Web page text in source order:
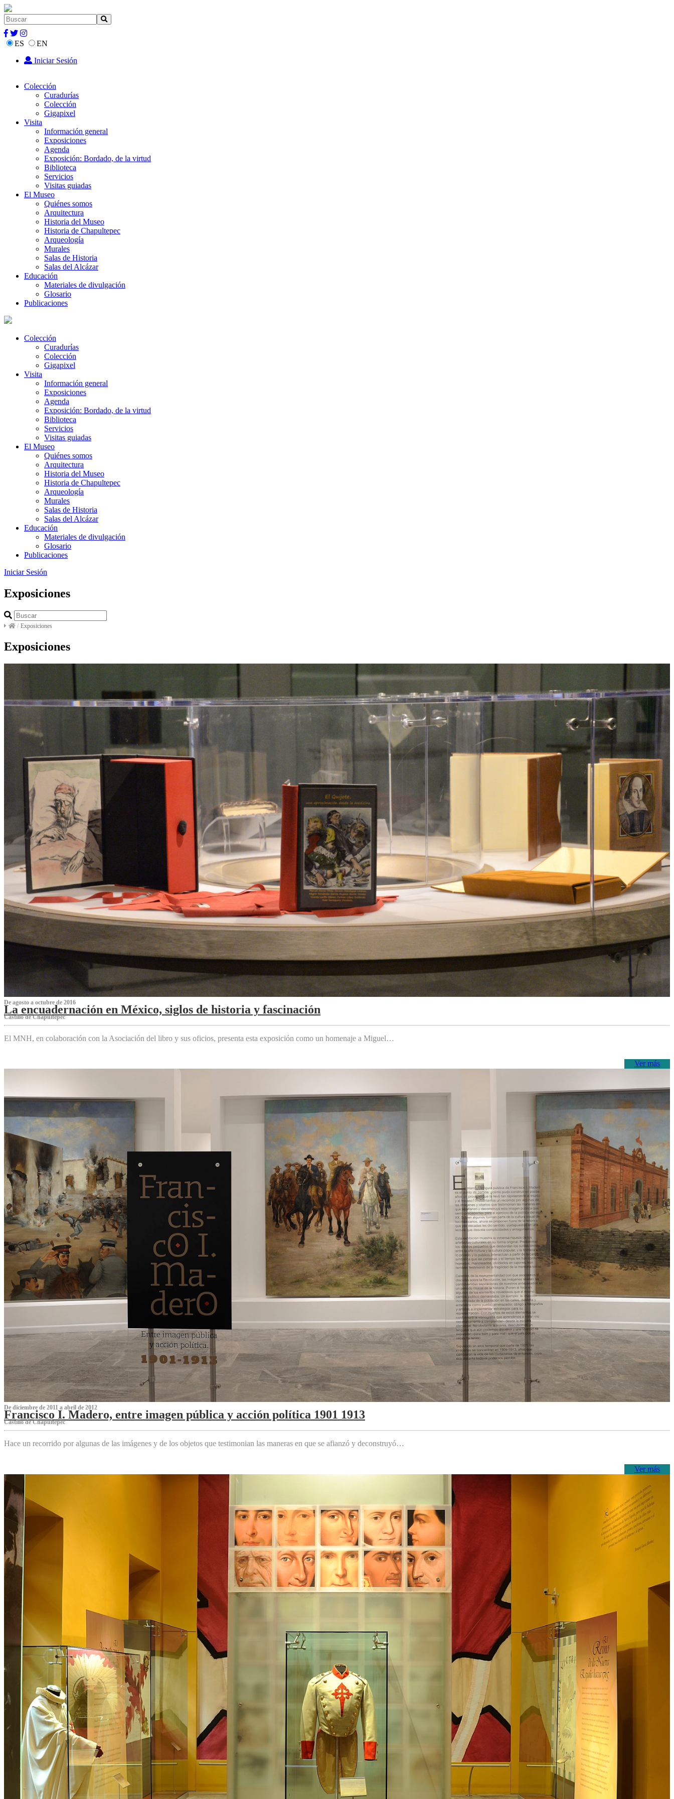
ES
EN
Iniciar Sesión
Colección
Curadurías
Colección
Gigapixel
Visita
Información general
Exposiciones
Agenda
Exposición: Bordado, de la virtud
Biblioteca
Servicios
Visitas guiadas
El Museo
Quiénes somos
Arquitectura
Historia del Museo
Historia de Chapultepec
Arqueología
Murales
Salas de Historia
Salas del Alcázar
Educación
Materiales de divulgación
Glosario
Publicaciones
Colección
Curadurías
Colección
Gigapixel
Visita
Información general
Exposiciones
Agenda
Exposición: Bordado, de la virtud
Biblioteca
Servicios
Visitas guiadas
El Museo
Quiénes somos
Arquitectura
Historia del Museo
Historia de Chapultepec
Arqueología
Murales
Salas de Historia
Salas del Alcázar
Educación
Materiales de divulgación
Glosario
Publicaciones
Iniciar Sesión
Exposiciones
/ Exposiciones
Exposiciones
De agosto a octubre de 2016
La encuadernación en México, siglos de historia y fascinación
Castillo de Chapultepec
El MNH, en colaboración con la Asociación del libro y sus oficios, presenta esta exposición como un homenaje a Miguel…
Ver más
De diciembre de 2011 a abril de 2012
Francisco I. Madero, entre imagen pública y acción política 1901 1913
Castillo de Chapultepec
Hace un recorrido por algunas de las imágenes y de los objetos que testimonian las maneras en que se afianzó y deconstruyó…
Ver más